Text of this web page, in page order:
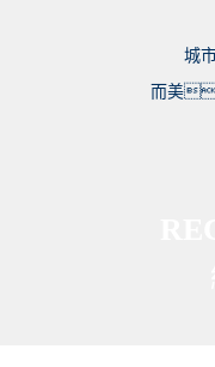
城
而美